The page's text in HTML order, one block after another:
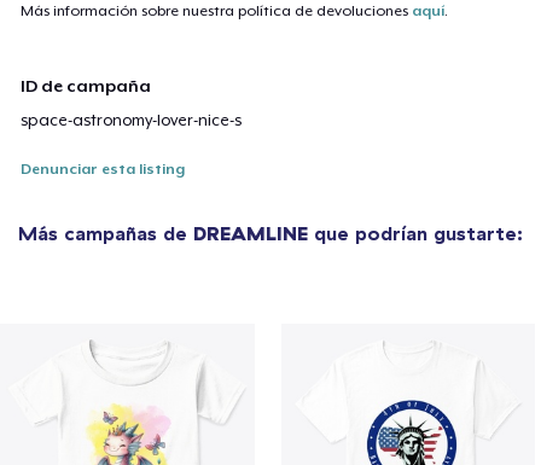
Más información sobre nuestra política de devoluciones aquí.
ID de campaña
space-astronomy-lover-nice-s
Denunciar esta listing
Más campañas de DREAMLINE que podrían gustarte: